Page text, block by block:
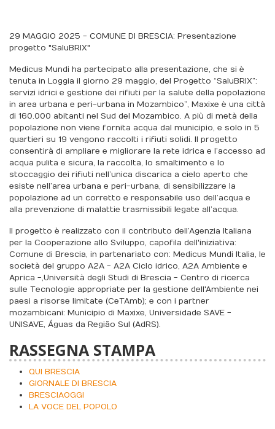
29 MAGGIO 2025 - COMUNE DI BRESCIA: Presentazione
progetto "SaluBRIX"
Medicus Mundi ha partecipato alla presentazione, che si è
tenuta in Loggia il giorno 29 maggio, del Progetto “SaluBRIX”:
servizi idrici e gestione dei rifiuti per la salute della popolazione
in area urbana e peri-urbana in Mozambico”, Maxixe è una città
di 160.000 abitanti nel Sud del Mozambico. A più di metà della
popolazione non viene fornita acqua dal municipio, e solo in 5
quartieri su 19 vengono raccolti i rifiuti solidi. Il progetto
consentirà di ampliare e migliorare la rete idrica e l’accesso ad
acqua pulita e sicura, la raccolta, lo smaltimento e lo
stoccaggio dei rifiuti nell’unica discarica a cielo aperto che
esiste nell’area urbana e peri-urbana, di sensibilizzare la
popolazione ad un corretto e responsabile uso dell’acqua e
alla prevenzione di malattie trasmissibili legate all’acqua.
Il progetto è realizzato con il contributo dell’Agenzia Italiana
per la Cooperazione allo Sviluppo, capofila dell'iniziativa:
Comune di Brescia, in partenariato con: Medicus Mundi Italia, le
società del gruppo A2A - A2A Ciclo idrico, A2A Ambiente e
Aprica -,Università degli Studi di Brescia - Centro di ricerca
sulle Tecnologie appropriate per la gestione dell'Ambiente nei
paesi a risorse limitate (CeTAmb); e con i partner
mozambicani: Municipio di Maxixe, Universidade SAVE -
UNISAVE, Águas da Região Sul (AdRS).
RASSEGNA STAMPA
QUI BRESCIA
GIORNALE DI BRESCIA
BRESCIAOGGI
LA VOCE DEL POPOLO